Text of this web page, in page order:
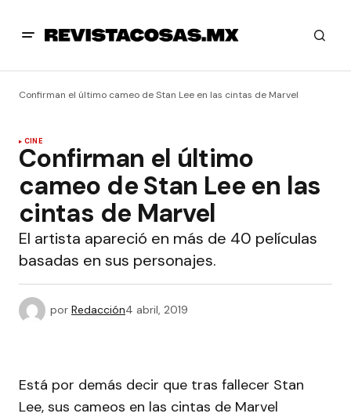
Confirman el último cameo de Stan Lee en las cintas de Marvel
CINE
Confirman el último
cameo de Stan Lee en las
cintas de Marvel
El artista apareció en más de 40 películas
basadas en sus personajes.
por Redacción4 abril, 2019
Está por demás decir que tras fallecer Stan
Lee, sus cameos en las cintas de Marvel